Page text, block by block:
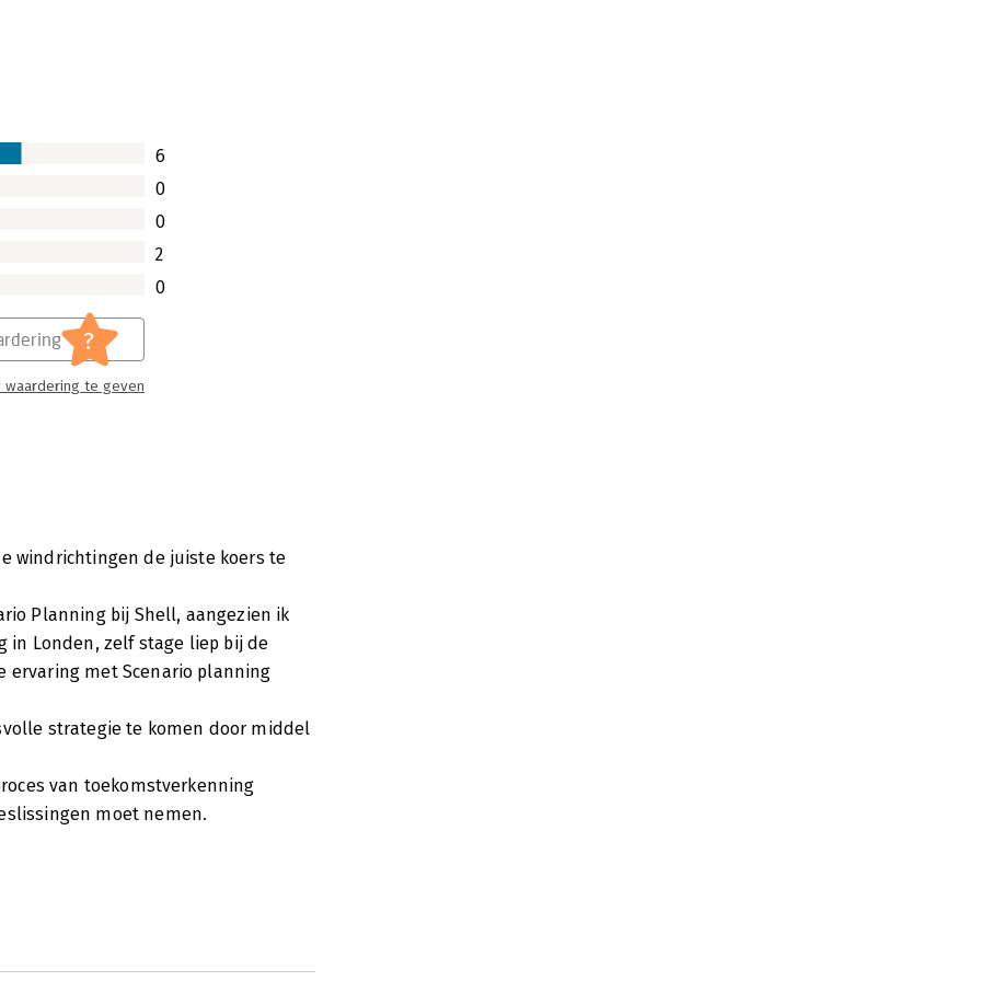
Michiel, en op de cover een
zelf prijkt, dan zal het de lezer
zeilen, en er een relatie wordt
dat klopt dan ook, behalve dan de
Ruijter is een praktische
over woelige
6
0
0
2
0
?
waardering te geven
windrichtingen de juiste koers te
Planning bij Shell, aangezien ik
in Londen, zelf stage liep bij de
ervaring met Scenario planning
strategie te komen door middel
van toekomstverkenning
moet nemen.